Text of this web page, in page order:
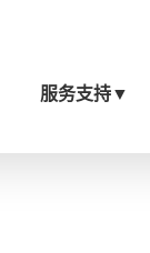
服务支持▼